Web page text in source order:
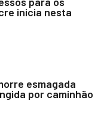
inicia nesta
esmagada
por caminhão